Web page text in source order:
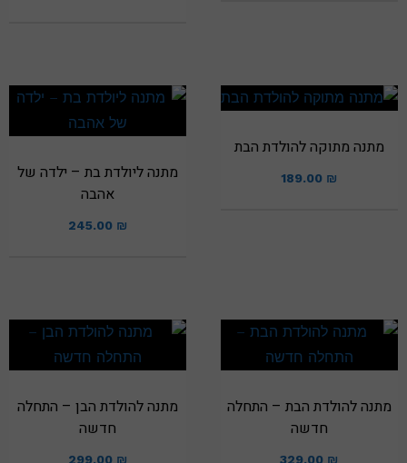
מתנה מתוקה להולדת הבת
189.00 ₪
מתנה ליולדת בת – ילדה של
אהבה
245.00 ₪
מתנה להולדת הבת – התחלה
חדשה
329.00 ₪
מתנה להולדת הבן – התחלה
חדשה
299.00 ₪